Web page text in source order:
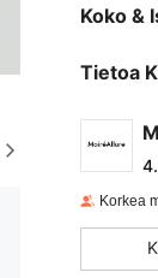
Koko &
Tietoa
Korkea